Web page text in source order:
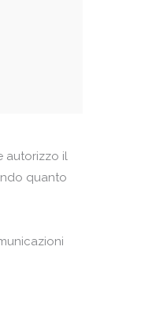
autorizzo il
quanto